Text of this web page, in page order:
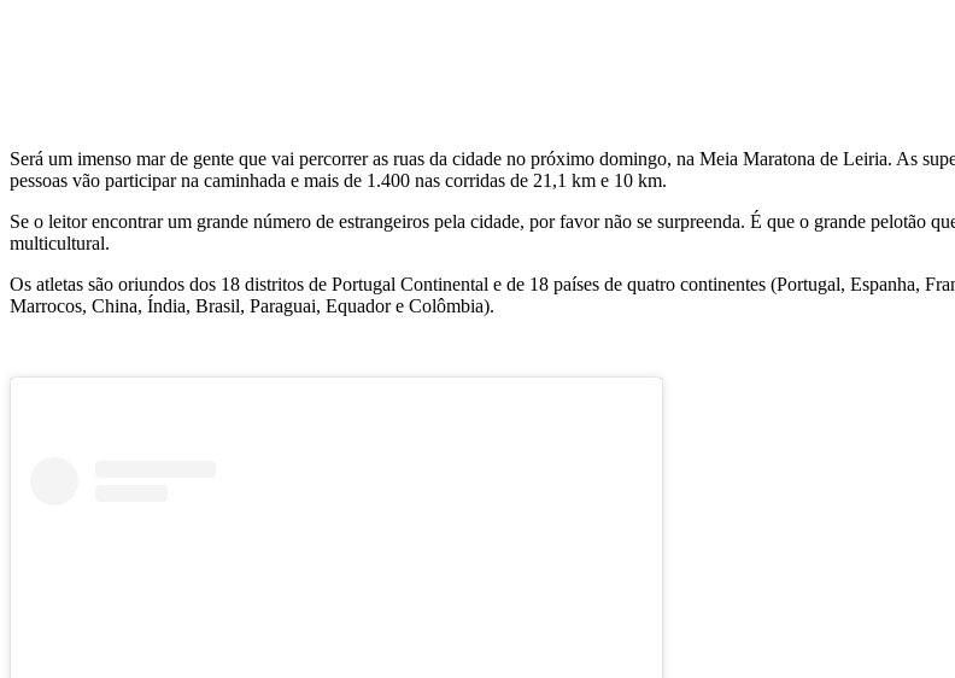
Será um imenso mar de gente que vai percorrer as ruas da cidade no próximo domingo, na Meia Maratona de Leiria. As
pessoas vão participar na caminhada e mais de 1.400 nas corridas de 21,1 km e 10 km.
Se o leitor encontrar um grande número de estrangeiros pela cidade, por favor não se surpreenda. É que o grande pelotão
multicultural.
Os atletas são oriundos dos 18 distritos de Portugal Continental e de 18 países de quatro continentes (Portugal, Espanha,
Marrocos, China, Índia, Brasil, Paraguai, Equador e Colômbia).